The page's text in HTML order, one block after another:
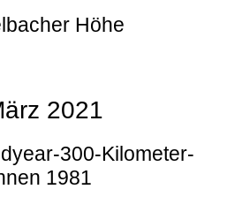
Höhe
2021
300-Kilometer-
1981